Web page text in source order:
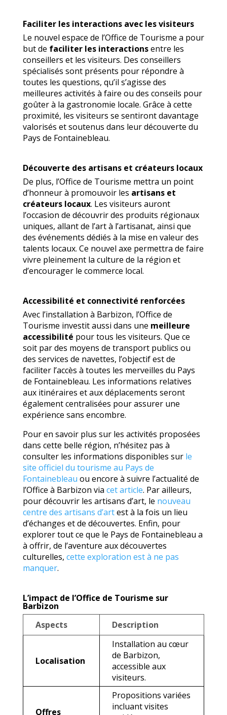
Faciliter les interactions avec les visiteurs
Le nouvel espace de l’Office de Tourisme a pour
but de faciliter les interactionsentre les
conseillers et les visiteurs. Des conseillers
spécialisés sont présents pour répondre à
toutes les questions, qu’il s’agisse des
meilleures activités à faire ou des conseils pour
goûter à la gastronomie locale. Grâce à cette
proximité, les visiteurs se sentiront davantage
valorisés et soutenus dans leur découverte du
Pays de Fontainebleau.
Découverte des artisans et créateurs locaux
De plus, l’Office de Tourisme mettra un point
d’honneur à promouvoir les artisans et
créateurs locaux. Les visiteurs auront
l’occasion de découvrir des produits régionaux
uniques, allant de l’art à l’artisanat, ainsi que
des événements dédiés à la mise en valeur des
talents locaux. Ce nouvel axe permettra de faire
vivre pleinement la culture de la région et
d’encourager le commerce local.
Accessibilité et connectivité renforcées
Avec l’installation à Barbizon, l’Office de
Tourisme investit aussi dans une meilleure
accessibilité pour tous les visiteurs. Que ce
soit par des moyens de transport publics ou
des services de navettes, l’objectif est de
faciliter l’accès à toutes les merveilles du Pays
de Fontainebleau. Les informations relatives
aux itinéraires et aux déplacements seront
également centralisées pour assurer une
expérience sans encombre.
Pour en savoir plus sur les activités proposées
dans cette belle région, n’hésitez pas à
consulter les informations disponibles sur le
site officiel du tourisme au Pays de
Fontainebleau ou encore à suivre l’actualité de
l’Office à Barbizon via cet article. Par ailleurs,
pour découvrir les artisans d’art, le nouveau
centre des artisans d’artest à la fois un lieu
d’échanges et de découvertes. Enfin, pour
explorer tout ce que le Pays de Fontainebleau a
à offrir, de l’aventure aux découvertes
culturelles, cette exploration est à ne pas
manquer.
L’impact de l’Office de Tourisme sur
Barbizon
Aspects
Description
Localisation
Installation au cœur
de Barbizon,
accessible aux
visiteurs.
Offres
Propositions variées
incluant visites